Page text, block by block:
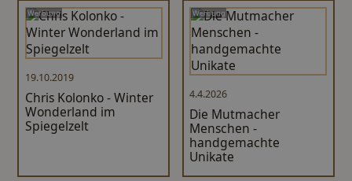
Werbung
19.10.2019
Chris Kolonko - Winter
Wonderland im
Spiegelzelt
Werbung
4.4.2026
Die Mutmacher
Menschen -
handgemachte
Unikate